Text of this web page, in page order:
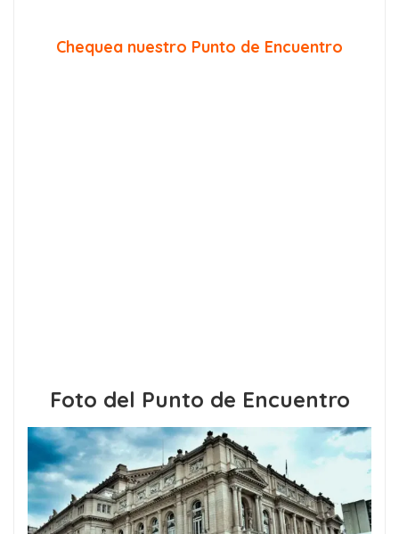
Chequea nuestro Punto de Encuentro
Foto del Punto de Encuentro